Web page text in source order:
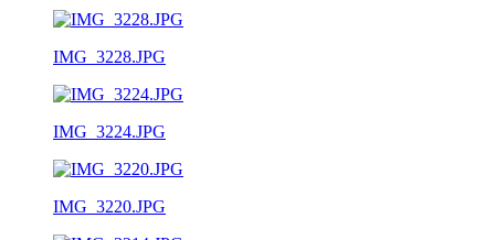
IMG_3228.JPG
IMG_3224.JPG
IMG_3220.JPG